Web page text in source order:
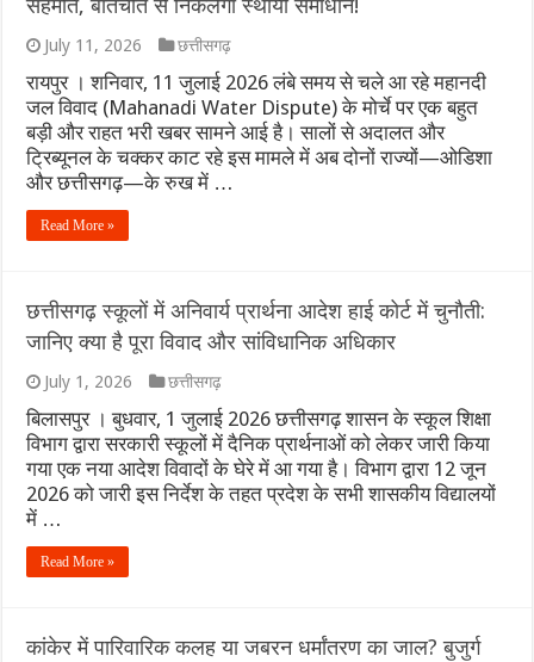
एथेनॉल नीति पर बने फर्जी और डीपफेक वीडियो हटाएं: बॉम्बे हाईकोर्ट का
गंगा पुल पर नॉन-इंटरलॉकिंग कार्य: दिल्ली-पटना-हावड़ा रूट की 845 ट्रेनें
JPSC-JSSC प्रदर्शन: सोनम वांगचुक से वीडियो कॉल पर बात के बाद
पाकिस्तान में सियासी भूचाल: शहबाज सरकार संकट में, 21 साल के सबसे
‘गजनी’ और ‘लगान’ फेम अभिनेता प्रदीप रावत का 74 की उम्र में निधन,
सहमति, बातचीत से निकलेगा स्थायी समाधान!
July 11, 2026 छत्तीसगढ़
रायपुर । शनिवार, 11 जुलाई 2026 लंबे समय से चले आ रहे महानदी
जल विवाद (Mahanadi Water Dispute) के मोर्चे पर एक बहुत
बड़ी और राहत भरी खबर सामने आई है। सालों से अदालत और
ट्रिब्यूनल के चक्कर काट रहे इस मामले में अब दोनों राज्यों—ओडिशा
और छत्तीसगढ़—के रुख में …
Read More »
छत्तीसगढ़ स्कूलों में अनिवार्य प्रार्थना आदेश हाई कोर्ट में चुनौती:
जानिए क्या है पूरा विवाद और सांविधानिक अधिकार
July 1, 2026 छत्तीसगढ़
बिलासपुर । बुधवार, 1 जुलाई 2026 छत्तीसगढ़ शासन के स्कूल शिक्षा
विभाग द्वारा सरकारी स्कूलों में दैनिक प्रार्थनाओं को लेकर जारी किया
गया एक नया आदेश विवादों के घेरे में आ गया है। विभाग द्वारा 12 जून
2026 को जारी इस निर्देश के तहत प्रदेश के सभी शासकीय विद्यालयों
में …
Read More »
कांकेर में पारिवारिक कलह या जबरन धर्मांतरण का जाल? बुजुर्ग